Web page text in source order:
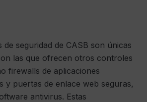
seguridad de CASB son únicas
las que ofrecen otros controles
firewalls de aplicaciones
y puertas de enlace web seguras,
antivirus. Estas